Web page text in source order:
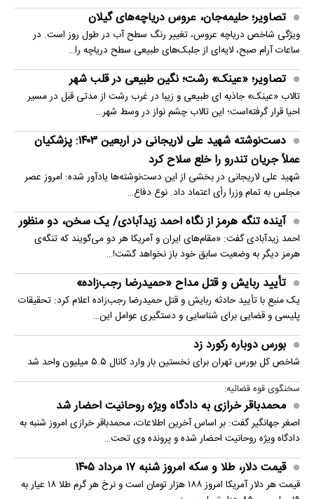
تصاویر؛ حلیمه‌جان، عروس دریاچه‌های گیلان
ویژگی شاخص دریاچه عروس، تغییر رنگ سطح آب در طول روز است. در
ساعات آرام صبح، لایه‌ای از جلبک‌های طبیعی سطح دریاچه را…
تصاویر؛ «عینک» رشت؛ نگین طبیعی در قلب شهر
تالاب «عینک» جاذبه ای طبیعی و زیبا در غرب رشت از مدتی قبل در مسیر
احیا قرار گرفته‌است؛ این تالاب چشم نواز در وسط شهر…
دست‌نوشته شهید علی لاریجانی در اربعین ۱۴۰۳: پزشکیان
عملاً جریان تندرو را خلع سلاح کرد
شهید علی لاریجانی در بخشی از این دست‌نوشته‌ها یادآور شده: امروز عصر
مجلس به تمام وزرا رأی اعتماد داد. نوع دفاع…
آینده تنگه هرمز از نگاه احمد زیدآبادی/ یک سخن، دو منظور
احمد زیدآبادی گفت: «مقام‌های ایران و آمریکا هر دو می‌گویند که تنگه‌ی
هرمز دیگر به وضعیت سابق خود باز نخواهد گشت!…
تأیید ربایش و قتل مداح «حمیدرضا رجب‌زاده»
یک منبع با تأیید حادثه ربایش و قتل حمیدرضا رجب‌زاده اعلام کرد: تحقیقات
پلیسی و قضایی برای شناسایی و دستگیری عوامل این…
بورس دوباره رکورد زد
شاخص کل بورس تهران برای نخستین ‌بار وارد کانال ۵.۵ میلیون واحد شد
سخنگوی قوه قضائیه:
محمدباقر خرازی به دادگاه ویژه روحانیت احضار شد
اصغر جهانگیر گفت: بر اساس آخرین اطلاعات، محمدباقر خرازی امروز شنبه به
دادگاه ویژه روحانیت احضار شده و پرونده وی تحت…
قیمت دلار، طلا و سکه امروز شنبه ۱۷ مرداد ۱۴۰۵
قیمت هر دلار آمریکا امروز ۱۸۸ هزار تومان است و نرخ هر گرم طلا ۱۸ عیار به